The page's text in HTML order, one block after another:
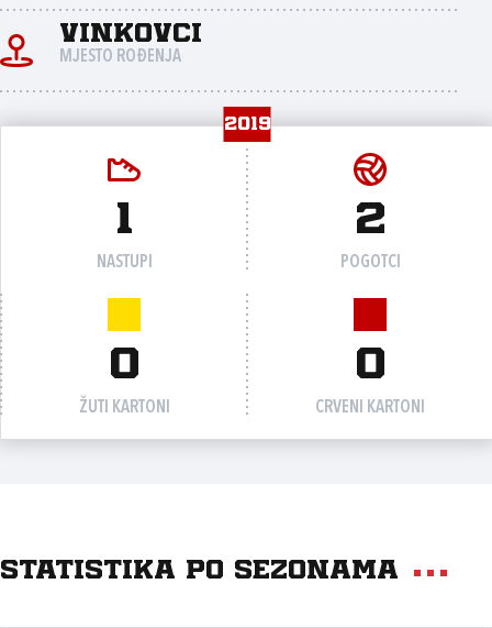
Vinkovci
MJESTO ROĐENJA
2019
1
NASTUPI
2
POGOTCI
0
ŽUTI KARTONI
0
CRVENI KARTONI
Statistika po sezonama